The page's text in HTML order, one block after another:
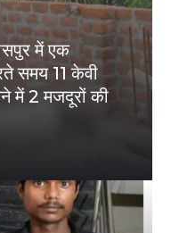
में एक
समय 11 केवी
में 2 मजदूरों की